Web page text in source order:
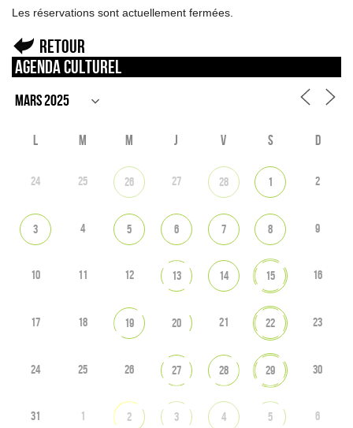
Les réservations sont actuellement fermées.
Retour
Agenda culturel
L M M J V S D
24 25 26 27 28 1 2
3 4 5 6 7 8 9
10 11 12 13 14 15 16
17 18 19 20 21 22 23
24 25 26 27 28 29 30
31 1 2 3 4 5 6